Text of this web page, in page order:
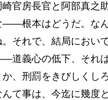
官房長官と阿部真之助
――根本はどうだ。な
。それで、結局におい
道義心の低下、それ
か、刑罰をきびしくし
んて事は、今迄に幾度